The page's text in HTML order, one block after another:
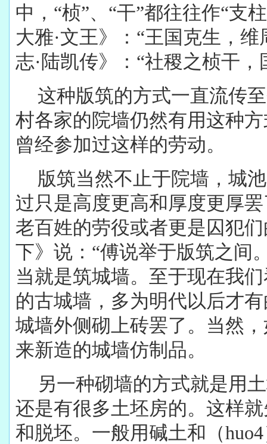
中，“桢”、“干”都往往作“支
大雅·文王》：“王国克生，
志·陆凯传》：“社稷之桢干，
这种版筑的方式一直流传
村各家的院墙仍然有用这种
曾经参加过这样的劳动。
版筑当然不止于院墙，城
过只是高度更高和厚度更厚
老百姓的劳役或者更是囚犯
下》说：“傅说举于版筑之间
当就是筑城墙。至于现在我
的古城墙，多为明代以后才
城墙外侧砌上砖罢了。当然
来新造的城墙仿制品。
另一种砌墙的方式就是用
还是有很多土坯房的。这样
和脱坯。一般用碱土和（